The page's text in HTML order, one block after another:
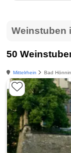
Weinstuben
50
Mittelrhein Bad